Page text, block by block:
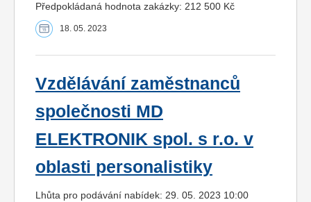
Předpokládaná hodnota zakázky: 212 500 Kč
18. 05. 2023
Vzdělávání zaměstnanců
společnosti MD
ELEKTRONIK spol. s r.o. v
oblasti personalistiky
Lhůta pro podávání nabídek: 29. 05. 2023 10:00